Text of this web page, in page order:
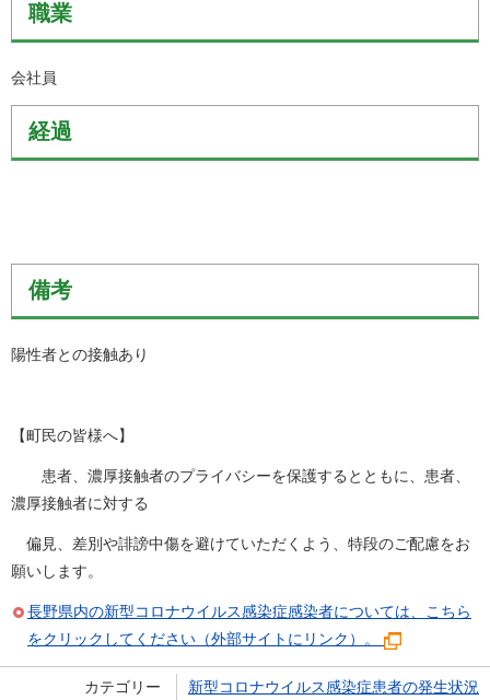
職業
会社員
経過
備考
陽性者との接触あり
【町民の皆様へ】
患者、濃厚接触者のプライバシーを保護するとともに、患者、
濃厚接触者に対する
偏見、差別や誹謗中傷を避けていただくよう、特段のご配慮をお
願いします。
長野県内の新型コロナウイルス感染症感染者については、こちら
をクリックしてください（外部サイトにリンク）。
カテゴリー 新型コロナウイルス感染症患者の発生状況